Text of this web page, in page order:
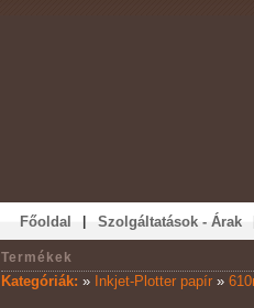
Főoldal | Szolgáltatások - Árak
Termékek
Kategóriák: » Inkjet-Plotter papír »